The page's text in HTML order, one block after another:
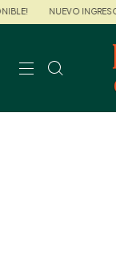
NUEVO